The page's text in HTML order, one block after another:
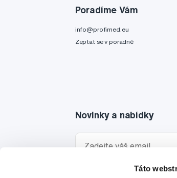
Táto
Poradíme Vám
info@profimed.eu
Zeptat se v poradně
Novinky a nabídky